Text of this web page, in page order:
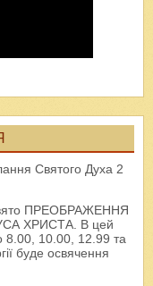
Святого Духа 2
ПРЕОБРАЖЕННЯ
ХРИСТА. В цей
8.00, 10.00, 12.99 та
буде освячення